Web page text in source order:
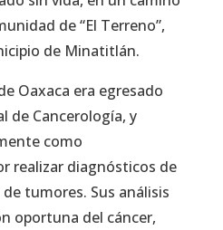
de “El Terreno”,
de Minatitlán.
Oaxaca era egresado
de Cancerología, y
como
realizar diagnósticos de
tumores. Sus análisis
oportuna del cáncer,